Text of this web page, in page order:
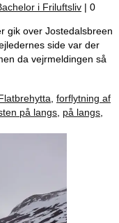
i Friluftsliv | 0
gik over Jostedalsbreen
side var der
da vejrmeldingen så
forflytning af
på langs på langs